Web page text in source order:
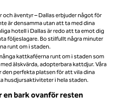
äventyr – Dallas erbjuder något för
är densamma utan att ta med dina
hotell i Dallas är redo att ta emot dig
följeslagare. Bo stilfullt några minuter
runt om i staden.
kattkaféerna runt om i staden som
älskvärda, adopterbara kattdjur. Våra
perfekta platsen för att vila dina
husdjursaktiviteter i hela staden.
en bark ovanför resten